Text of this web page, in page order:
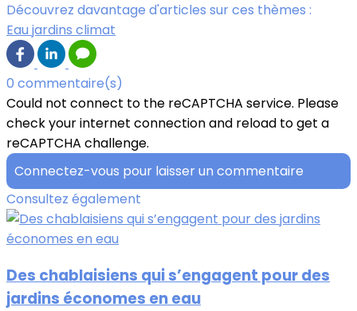
Découvrez davantage d'articles sur ces thèmes :
Eau jardins climat
0 commentaire(s)
Could not connect to the reCAPTCHA service. Please
check your internet connection and reload to get a
reCAPTCHA challenge.
Connectez-vous pour laisser un commentaire
Consultez également
Des chablaisiens qui s’engagent pour des
jardins économes en eau